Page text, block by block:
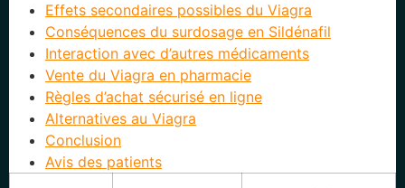
Effets secondaires possibles du Viagra
Conséquences du surdosage en Sildénafil
Interaction avec d’autres médicaments
Vente du Viagra en pharmacie
Règles d’achat sécurisé en ligne
Alternatives au Viagra
Conclusion
Avis des patients